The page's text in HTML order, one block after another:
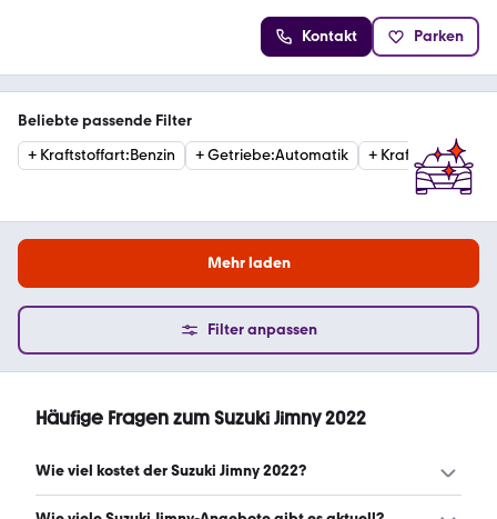
Kontakt Parken
Beliebte passende Filter
+ Kraftstoffart:Benzin +Getriebe:Automatik + Kraftstoffart
Mehr laden
Filter anpassen
Häufige Fragen zum Suzuki Jimny 2022
Wie viel kostet der Suzuki Jimny 2022?
Ein guter Preis für einen Suzuki Jimny 2022 liegt zwischen